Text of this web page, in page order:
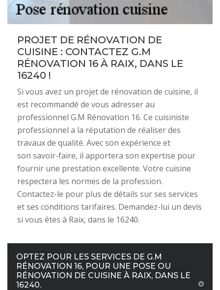
PROJET DE RÉNOVATION DE
CUISINE : CONTACTEZ G.M
RÉNOVATION 16 À RAIX, DANS LE
16240 !
Si vous avez un projet de rénovation de cuisine, il
est recommandé de vous adresser au
professionnel G.M Rénovation 16. Ce cuisiniste
professionnel a la réputation de réaliser des
travaux de qualité. Avec son expérience et
son savoir-faire, il apportera son expertise pour
fournir une prestation excellente. Votre cuisine
respectera les normes de la profession.
Contactez-le pour plus de détails sur ses services
et ses conditions tarifaires. Demandez-lui un devis
si vous êtes à Raix, dans le 16240.
OPTEZ POUR LES SERVICES DE G.M
RÉNOVATION 16, POUR UNE POSE OU
RÉNOVATION DE CUISINE À RAIX, DANS LE
16240.